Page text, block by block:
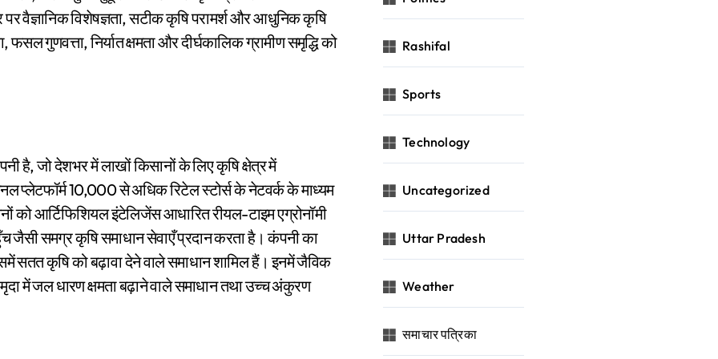
वैज्ञानिक विशेषज्ञता, सटीक कृषि परामर्श और आधुनिक कृषि
गुणवत्ता, निर्यात क्षमता और दीर्घकालिक ग्रामीण समृद्धि को
है, जो देशभर में लाखों किसानों के लिए कृषि क्षेत्र में
प्लेटफॉर्म 10,000 से अधिक रिटेल स्टोर्स के नेटवर्क के माध्यम
को आर्टिफिशियल इंटेलिजेंस आधारित रीयल-टाइम एग्रोनॉमी
जैसी समग्र कृषि समाधान सेवाएँ प्रदान करता है। कंपनी का
सतत कृषि को बढ़ावा देने वाले समाधान शामिल हैं। इनमें जैविक
में जल धारण क्षमता बढ़ाने वाले समाधान तथा उच्च अंकुरण
Rashifal
Sports
Technology
Uncategorized
Uttar Pradesh
Weather
समाचार पत्रिका